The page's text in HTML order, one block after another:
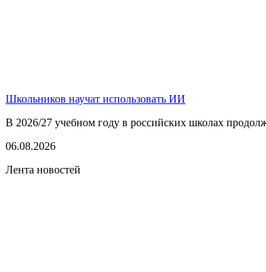
Школьников научат использовать ИИ
В 2026/27 учебном году в российских школах
06.08.2026
Лента новостей